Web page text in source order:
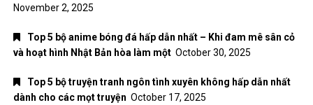
November 2, 2025
Top 5 bộ anime bóng đá hấp dẫn nhất – Khi đam mê sân cỏ
và hoạt hình Nhật Bản hòa làm một October 30, 2025
Top 5 bộ truyện tranh ngôn tình xuyên không hấp dẫn nhất
dành cho các mọt truyện October 17, 2025